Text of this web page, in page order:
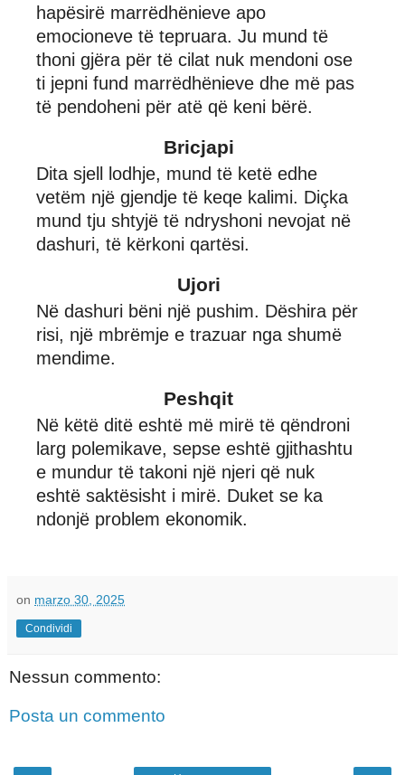
hapësirë marrëdhënieve apo
emocioneve të tepruara. Ju mund të
thoni gjëra për të cilat nuk mendoni ose
ti jepni fund marrëdhënieve dhe më pas
të pendoheni për atë që keni bërë.
Bricjapi
Dita sjell lodhje, mund të ketë edhe
vetëm një gjendje të keqe kalimi. Diçka
mund tju shtyjë të ndryshoni nevojat në
dashuri, të kërkoni qartësi.
Ujori
Në dashuri bëni një pushim. Dëshira për
risi, një mbrëmje e trazuar nga shumë
mendime.
Peshqit
Në këtë ditë eshtë më mirë të qëndroni
larg polemikave, sepse eshtë gjithashtu
e mundur të takoni një njeri që nuk
eshtë saktësisht i mirë. Duket se ka
ndonjë problem ekonomik.
on marzo 30, 2025
Condividi
Nessun commento:
Posta un commento